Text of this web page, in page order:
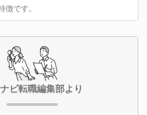
徴です。
ビ転職編集部より